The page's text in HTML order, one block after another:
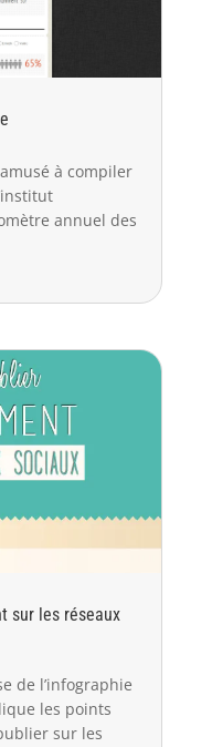
à compiler
annuel des
sur les réseaux
de l’infographie
les points
sur les